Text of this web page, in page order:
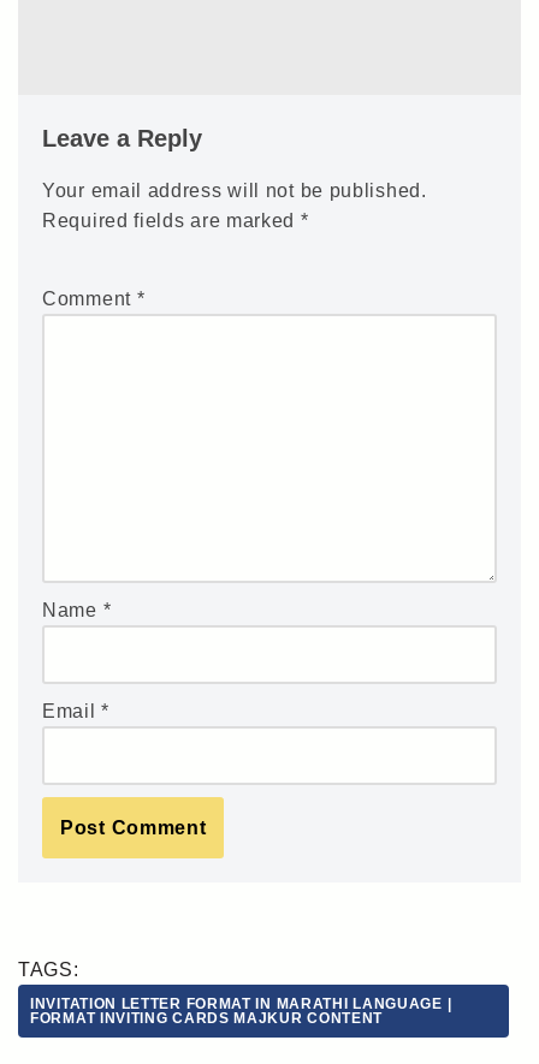
Leave a Reply
Your email address will not be published.
Required fields are marked *
Comment *
Name *
Email*
TAGS:
INVITATION LETTER FORMAT IN MARATHI LANGUAGE |
FORMAT INVITING CARDS MAJKUR CONTENT